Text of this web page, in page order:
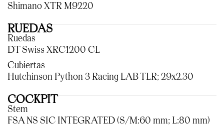
Shimano XTR M9220
RUEDAS
Ruedas
DT Swiss XRC1200 CL
Cubiertas
Hutchinson Python 3 Racing LAB TLR; 29x2.30
COCKPIT
Stem
FSA NS SIC INTEGRATED (S/M:60 mm; L:80 mm)